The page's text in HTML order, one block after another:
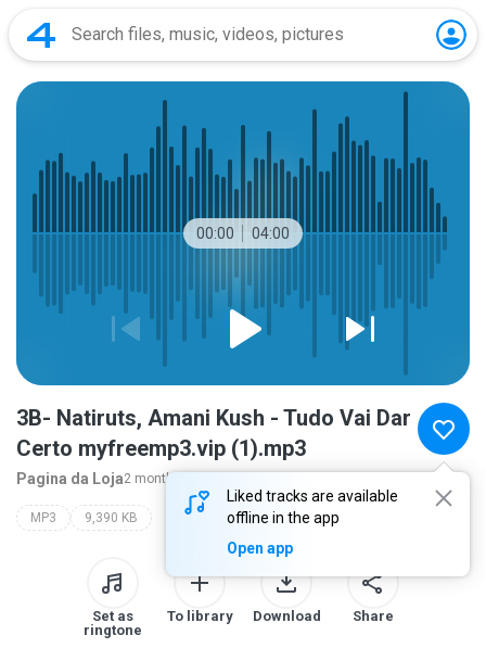
00:00 04:00
Liked tracks are available
offline in the app
Open app
3B- Natiruts, Amani Kush - Tudo Vai Dar
Certo myfreemp3.vip (1).mp3
Pagina da Loja2 months ago
MP3 9,390 KB
Set as
ringtone
To library Download Share